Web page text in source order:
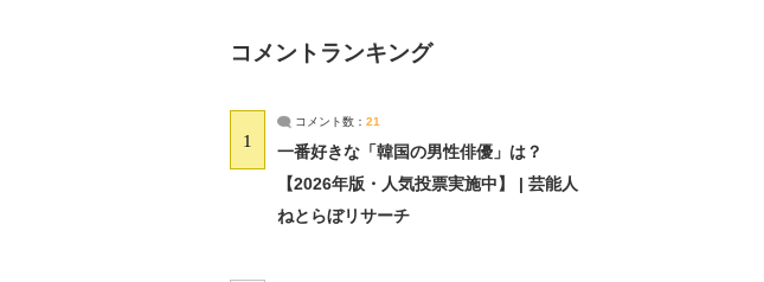
コメントランキング
1
コメント数： 21
一番好きな「韓国の男性俳優」は？
【2026年版・人気投票実施中】 | 芸能人
ねとらぼリサーチ